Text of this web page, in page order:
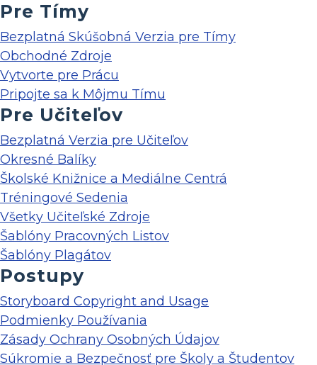
Pre Tímy
Bezplatná Skúšobná Verzia pre Tímy
Obchodné Zdroje
Vytvorte pre Prácu
Pripojte sa k Môjmu Tímu
Pre Učiteľov
Bezplatná Verzia pre Učiteľov
Okresné Balíky
Školské Knižnice a Mediálne Centrá
Tréningové Sedenia
Všetky Učiteľské Zdroje
Šablóny Pracovných Listov
Šablóny Plagátov
Postupy
Storyboard Copyright and Usage
Podmienky Používania
Zásady Ochrany Osobných Údajov
Súkromie a Bezpečnosť pre Školy a Študentov